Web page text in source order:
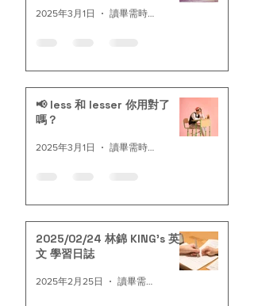
2025年3月1日
📢 less 和 lesser 你用對了
嗎？
2025年3月1日
2025/02/24 林錦 KING’s 英
文 學習日誌
2025年2月25日